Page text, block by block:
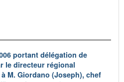
portant délégation de
le directeur régional
M. Giordano (Joseph), chef